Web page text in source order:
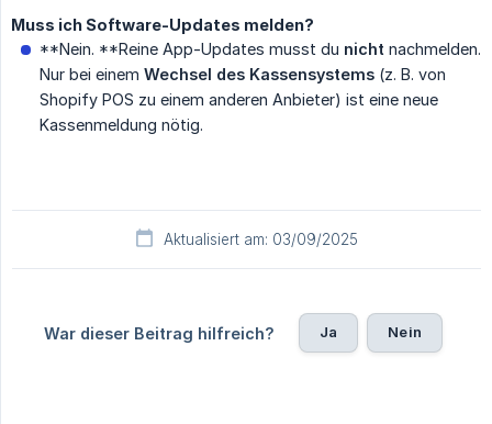
Muss ich Software-Updates melden?
**Nein. **Reine App-Updates musst du nicht nachmelden.
Nur bei einem Wechsel des Kassensystems (z. B. von
Shopify POS zu einem anderen Anbieter) ist eine neue
Kassenmeldung nötig.
Aktualisiert am: 03/09/2025
War dieser Beitrag hilfreich? Ja Nein